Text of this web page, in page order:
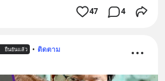
47 4
ยืนยันแล้ว • ติดตาม